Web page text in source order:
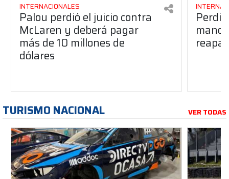
INTERNACIONALES
Palou perdió el juicio contra
McLaren y deberá pagar
más de 10 millones de
dólares
TURISMO NACIONAL VER TODAS